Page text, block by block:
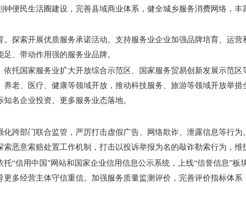
便民生活圈建设，完善县域商业体系，健全城乡服务消费网络，
探索开展优质服务承诺活动。支持服务业企业加强品牌培育、运
、带动作用强的服务业品牌。
依托国家服务业扩大开放综合示范区、国家服务贸易创新发展示范
老、医疗、健康等领域开放，推动科技服务、旅游等领域开放举
名企业投资、更多服务业态落地。
化跨部门联合监管，严厉打击虚假广告、网络欺诈、泄露信息等行
恶意索赔处置工作机制，打击以投诉举报为名的敲诈勒索行为，维
托“信用中国”网站和国家企业信用信息公示系统，上线“信誉信息”
多经营主体守信重信。加强服务质量监测评价，完善评价指标体